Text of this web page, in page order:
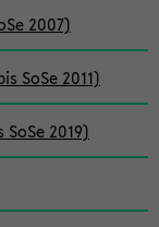
2007)
SoSe 2011)
2019)